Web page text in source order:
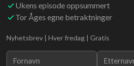
Ukens episode oppsummert
Tor Åges egne betraktninger
Nyhetsbrev | Hver fredag | Gratis